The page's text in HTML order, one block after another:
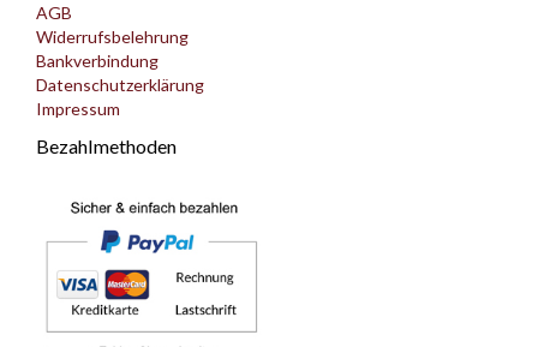
AGB
Widerrufsbelehrung
Bankverbindung
Datenschutzerklärung
Impressum
Bezahlmethoden